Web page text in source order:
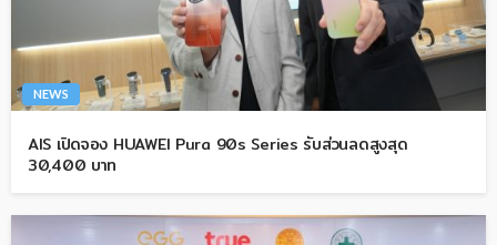
NEWS
AIS เปิดจอง HUAWEI Pura 90s Series รับส่วนลดสูงสุด
30,400 บาท